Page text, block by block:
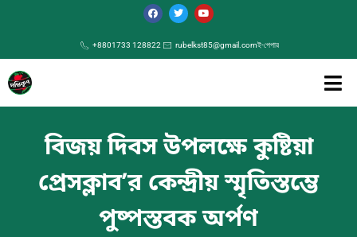
+8801733 128822 rubelkst85@gmail.comই-পেপার
বিজয় দিবস উপলক্ষে কুষ্টিয়া
প্রেসক্লাব’র কেন্দ্রীয় স্মৃতিস্তম্ভে
পুষ্পস্তবক অর্পণ